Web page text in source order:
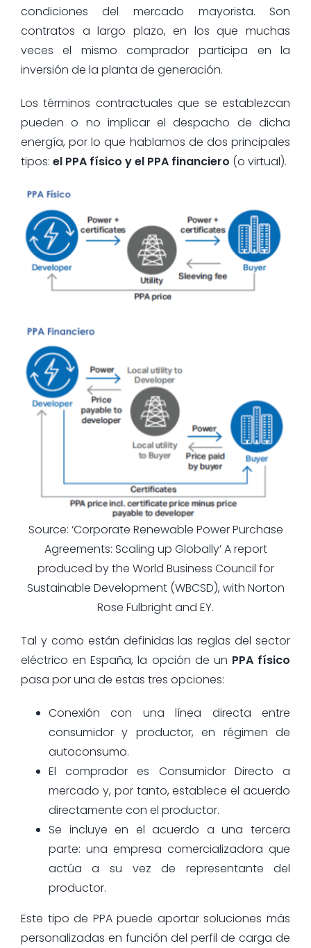
condiciones del mercado mayorista. Son
contratos a largo plazo, en los que muchas
veces el mismo comprador participa en la
inversión de la planta de generación.
Los términos contractuales que se establezcan
pueden o no implicar el despacho de dicha
energía, por lo que hablamos de dos principales
tipos: el PPA físico y el PPA financiero (o virtual).
Source: ‘Corporate Renewable Power Purchase
Agreements: Scaling up Globally’ A report
produced by the World Business Council for
Sustainable Development (WBCSD), with Norton
Rose Fulbright and EY.
Tal y como están definidas las reglas del sector
eléctrico en España, la opción de un PPA físico
pasa por una de estas tres opciones:
Conexión con una línea directa entre
consumidor y productor, en régimen de
autoconsumo.
El comprador es Consumidor Directo a
mercado y, por tanto, establece el acuerdo
directamente con el productor.
Se incluye en el acuerdo a una tercera
parte: una empresa comercializadora que
actúa a su vez de representante del
productor.
Este tipo de PPA puede aportar soluciones más
personalizadas en función del perfil de carga de